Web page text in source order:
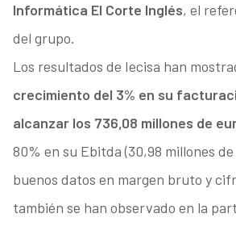
Informática El Corte Inglés, el
del grupo.
Los resultados de Iecisa han
crecimiento del 3% en su
alcanzar los 736,08 millones de
80% en su Ebitda (30,98 millones
buenos datos en margen bruto y
también se han observado en la